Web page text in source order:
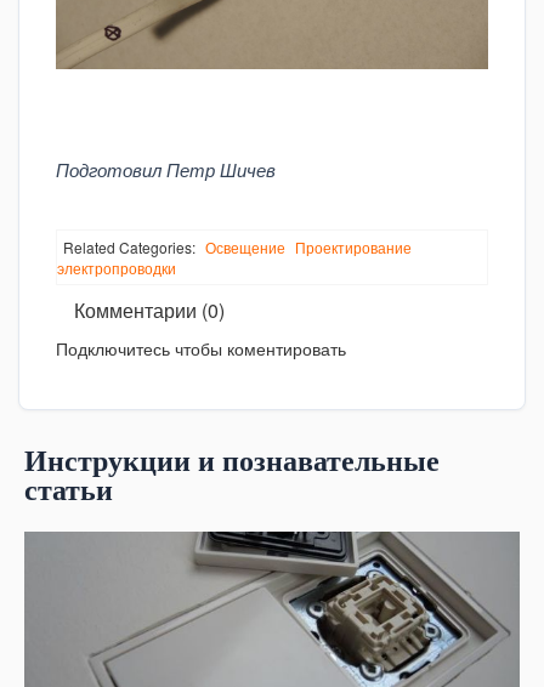
Подготовил Петр Шичев
Related Categories: Освещение Проектирование
электропроводки
Комментарии (0)
Подключитесь чтобы коментировать
Инструкции и познавательные
статьи